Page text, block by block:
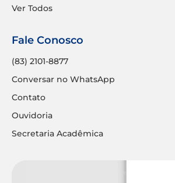
Ver Todos
Fale Conosco
(83) 2101-8877
Conversar no WhatsApp
Contato
Ouvidoria
Secretaria Acadêmica